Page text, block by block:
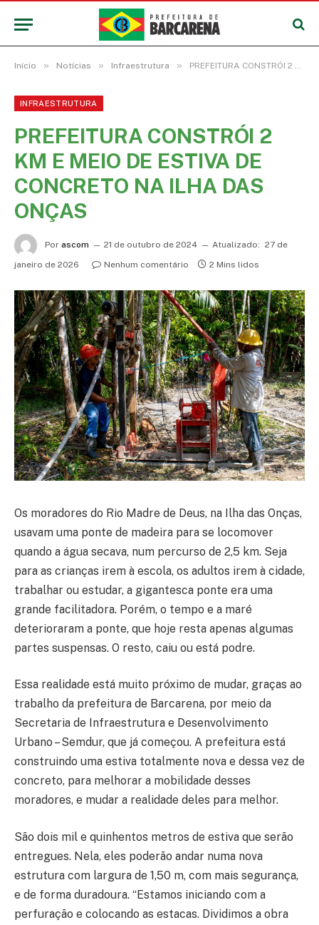
Início » Notícias » Infraestrutura » PREFEITURA CONSTRÓI 2 KM E MEIO DE ESTIVA DE CONCRETO NA ILHA DAS ONÇAS
INFRAESTRUTURA
PREFEITURA CONSTRÓI 2
KM E MEIO DE ESTIVA DE
CONCRETO NA ILHA DAS
ONÇAS
Por ascom 21 de outubro de 2024 Atualizado: 27 de
janeiro de 2026
Nenhum comentário 2 Mins lidos
Os moradores do Rio Madre de Deus, na Ilha das Onças,
usavam uma ponte de madeira para se locomover
quando a água secava, num percurso de 2,5 km. Seja
para as crianças irem à escola, os adultos irem à cidade,
trabalhar ou estudar, a gigantesca ponte era uma
grande facilitadora. Porém, o tempo e a maré
deterioraram a ponte, que hoje resta apenas algumas
partes suspensas. O resto, caiu ou está podre.
Essa realidade está muito próximo de mudar, graças ao
trabalho da prefeitura de Barcarena, por meio da
Secretaria de Infraestrutura e Desenvolvimento
Urbano – Semdur, que já começou. A prefeitura está
construindo uma estiva totalmente nova e dessa vez de
concreto, para melhorar a mobilidade desses
moradores, e mudar a realidade deles para melhor.
São dois mil e quinhentos metros de estiva que serão
entregues. Nela, eles poderão andar numa nova
estrutura com largura de 1,50 m, com mais segurança,
e de forma duradoura. “Estamos iniciando com a
perfuração e colocando as estacas. Dividimos a obra